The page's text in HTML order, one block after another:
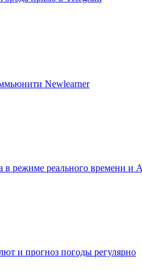
Newlearner
в режиме реального времени и
и прогноз погоды регулярно